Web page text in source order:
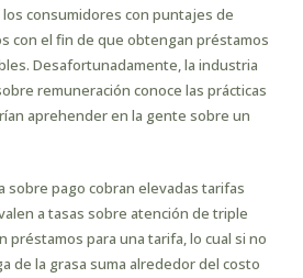
los consumidores con puntajes de
con el fin de que obtengan préstamos
Desafortunadamente, la industria
remuneración conoce las prácticas
aprehender en la gente sobre un
sobre pago cobran elevadas tarifas
a tasas sobre atención de triple
préstamos para una tarifa, lo cual si no
de la grasa suma alrededor del costo